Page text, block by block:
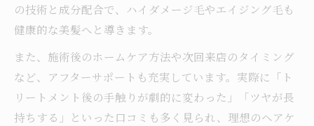
の技術と成分配合で、ハイダメージ毛やエイジング毛も
健康的な美髪へと導きます。
また、施術後のホームケア方法や次回来店のタイミング
など、アフターサポートも充実しています。実際に「ト
リートメント後の手触りが劇的に変わった」「ツヤが長
持ちする」といった口コミも多く見られ、理想のヘアケ